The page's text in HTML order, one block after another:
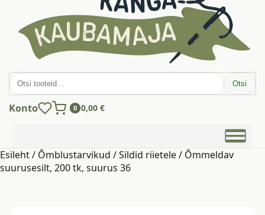
Otsi: Otsi
Konto 0 0,00 €
Esileht/ Õmblustarvikud /Sildid riietele/ Õmmeldav
suurusesilt, 200 tk, suurus 36